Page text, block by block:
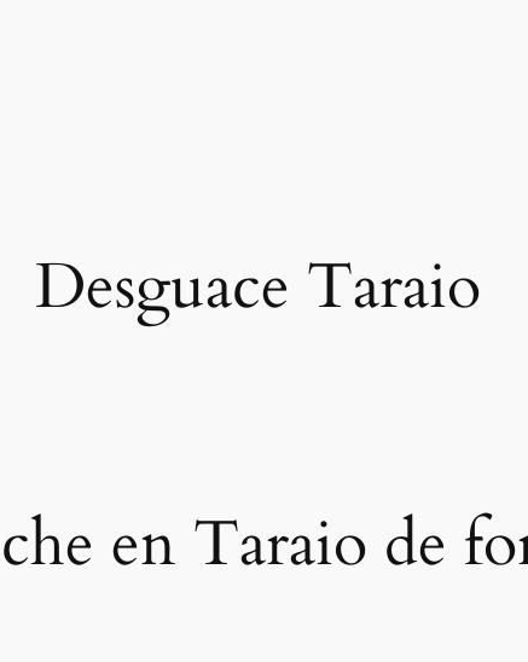
Desguace Taraio
en Taraio de